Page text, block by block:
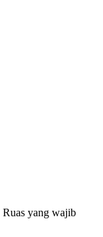
Ruas yang wajib